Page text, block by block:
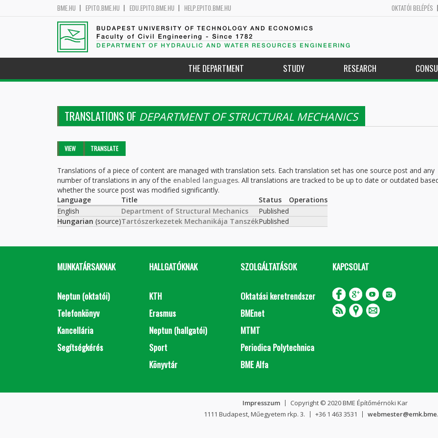
BME.HU EPITO.BME.HU EDU.EPITO.BME.HU HELP.EPITO.BME.HU OKTATÓI BELÉPÉS
BUDAPEST UNIVERSITY OF TECHNOLOGY AND ECONOMICS
Faculty of Civil Engineering - Since 1782
DEPARTMENT OF HYDRAULIC AND WATER RESOURCES ENGINEERING
THE DEPARTMENT STUDY RESEARCH
TRANSLATIONS OF DEPARTMENT OF STRUCTURAL MECHANICS
Primary tabs
VIEW TRANSLATE
Translations of a piece of content are managed with translation sets. Each translation set has one source post and any
number of translations in any of the enabled languages. All translations are tracked to be up to date or outdated
whether the source post was modified significantly.
Language
Title Status
Operations
English
Department of Structural Mechanics
Published
Hungarian (source)Tartószerkezetek Mechanikája TanszékPublished
MUNKATÁRSAKNAK
Neptun (oktatói)
Telefonkönyv
Kancellária
Segítségkérés
HALLGATÓKNAK
KTH
Erasmus
Neptun (hallgatói)
Sport
Könyvtár
SZOLGÁLTATÁSOK
Oktatási keretrendszer
BMEnet
MTMT
Periodica Polytechnica
BME Alfa
KAPCSOLAT
Impresszum
Copyright © 2020 BME Építőmérnöki Kar
1111 Budapest, Műegyetem rkp. 3.
+36 1 463 3531